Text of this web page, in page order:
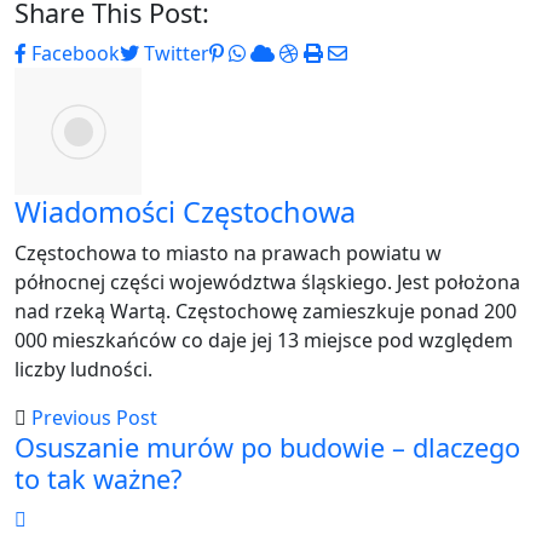
Share This Post:
Facebook Twitter Pinterest
Whatsapp
CloudStumbleUpon
PrintShare
Wiadomości Częstochowa
Częstochowa to miasto na prawach powiatu w
północnej części województwa śląskiego. Jest położona
nad rzeką Wartą. Częstochowę zamieszkuje ponad 200
000 mieszkańców co daje jej 13 miejsce pod względem
liczby ludności.
Previous Post
Osuszanie murów po budowie – dlaczego
to tak ważne?